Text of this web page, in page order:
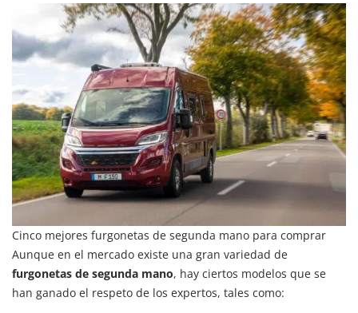
Cinco mejores furgonetas de segunda mano para comprar
Aunque en el mercado existe una gran variedad de
furgonetas de segunda mano, hay ciertos modelos que se
han ganado el respeto de los expertos, tales como: